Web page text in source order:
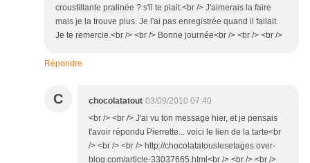
croustillante pralinée ? s'il te plait.<br /> J'aimerais la faire
mais je la trouve plus. Je l'ai pas enregistrée quand il fallait.
Je te remercie.<br /> <br /> Bonne journée<br /> <br /> <br />
Répondre
C chocolatatout 03/09/2010 07:40
<br /> <br /> J'ai vu ton message hier, et je pensais
t'avoir répondu Pierrette... voici le lien de la tarte<br
/> <br /> <br /> http://chocolatatouslesetages.over-
blog.com/article-33037665.html<br /> <br /> <br />